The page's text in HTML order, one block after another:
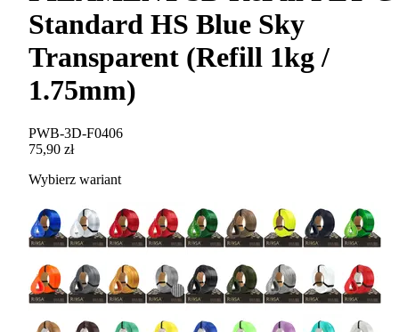
Standard HS Blue Sky
Transparent (Refill 1kg /
1.75mm)
PWB-3D-F0406
75,90 zł
Wybierz wariant